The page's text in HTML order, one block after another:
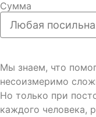
Сумма
Мы знаем, что
несоизмеримо
Но только при
каждого человека,